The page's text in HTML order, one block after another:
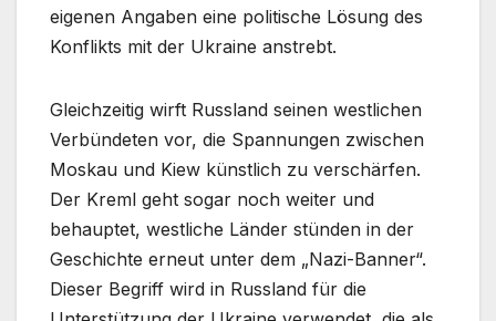
eigenen Angaben eine politische Lösung des
Konflikts mit der Ukraine anstrebt.
Gleichzeitig wirft Russland seinen westlichen
Verbündeten vor, die Spannungen zwischen
Moskau und Kiew künstlich zu verschärfen.
Der Kreml geht sogar noch weiter und
behauptet, westliche Länder stünden in der
Geschichte erneut unter dem „Nazi-Banner“.
Dieser Begriff wird in Russland für die